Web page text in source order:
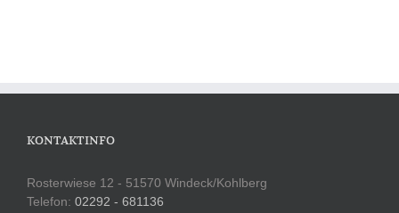
KONTAKTINFO
Rosterwiese 12 - 51570 Windeck/Kohlberg
Telefon: 02292 - 681136